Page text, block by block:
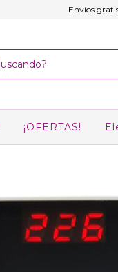
Envíos
¡OFERTAS!